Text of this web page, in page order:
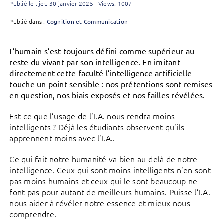
Publié le : jeu 30 janvier 2025 Views: 1007
Publié dans : Cognition et Communication
L’humain s’est toujours défini comme supérieur au
reste du vivant par son intelligence. En imitant
directement cette faculté l’intelligence artificielle
touche un point sensible : nos prétentions sont remises
en question, nos biais exposés et nos failles révélées.
Est-ce que l’usage de l’I.A. nous rendra moins
intelligents ? Déjà les étudiants observent qu’ils
apprennent moins avec l’I.A..
Ce qui fait notre humanité va bien au-delà de notre
intelligence. Ceux qui sont moins intelligents n’en sont
pas moins humains et ceux qui le sont beaucoup ne
font pas pour autant de meilleurs humains. Puisse l’I.A.
nous aider à révéler notre essence et mieux nous
comprendre.